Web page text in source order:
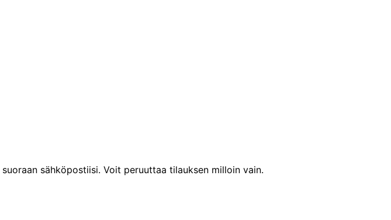
sähköpostiisi. Voit peruuttaa tilauksen milloin vain.